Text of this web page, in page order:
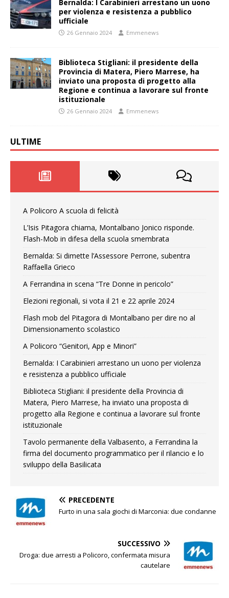
Bernalda: I Carabinieri arrestano un uono
per violenza e resistenza a pubblico
ufficiale
26 Gennaio 2024 Emmenews
Biblioteca Stigliani: il presidente della
Provincia di Matera, Piero Marrese, ha
inviato una proposta di progetto alla
Regione e continua a lavorare sul fronte
istituzionale
26 Gennaio 2024 Emmenews
ULTIME
A Policoro A scuola di felicità
L’Isis Pitagora chiama, Montalbano Jonico risponde.
Flash-Mob in difesa della scuola smembrata
Bernalda: Si dimette l’Assessore Perrone, subentra
Raffaella Grieco
A Ferrandina in scena “Tre Donne in pericolo”
Elezioni regionali, si vota il 21 e 22 aprile 2024
Flash mob del Pitagora di Montalbano per dire no al
Dimensionamento scolastico
A Policoro “Genitori, App e Minori”
Bernalda: I Carabinieri arrestano un uono per violenza
e resistenza a pubblico ufficiale
Biblioteca Stigliani: il presidente della Provincia di
Matera, Piero Marrese, ha inviato una proposta di
progetto alla Regione e continua a lavorare sul fronte
istituzionale
Tavolo permanente della Valbasento, a Ferrandina la
firma del documento programmatico per il rilancio e lo
sviluppo della Basilicata
PRECEDENTE
Furto in una sala giochi di Marconia: due condanne
SUCCESSIVO
Droga: due arresti a Policoro, confermata misura
cautelare